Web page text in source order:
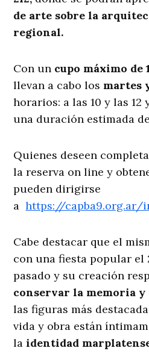
de arte sobre la
regional.
Con un cupo máximo de
llevan a cabo los martes
horarios: a las 10 y las
una duración estimada
Quienes deseen
la reserva on line y
pueden dirigirse
ahttps://
Cabe destacar que el
con una fiesta popular el
pasado y su creación
conservar la memoria y
las figuras más
vida y obra están
laidentidad